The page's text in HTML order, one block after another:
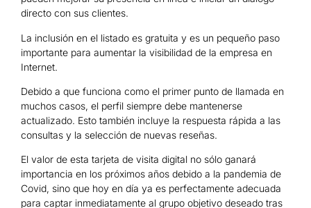
directo con sus clientes.
La inclusión en el listado es gratuita y es un pequeño paso
importante para aumentar la visibilidad de la empresa en
Internet.
Debido a que funciona como el primer punto de llamada en
muchos casos, el perfil siempre debe mantenerse
actualizado. Esto también incluye la respuesta rápida a las
consultas y la selección de nuevas reseñas.
El valor de esta tarjeta de visita digital no sólo ganará
importancia en los próximos años debido a la pandemia de
Covid, sino que hoy en día ya es perfectamente adecuada
para captar inmediatamente al grupo objetivo deseado tras